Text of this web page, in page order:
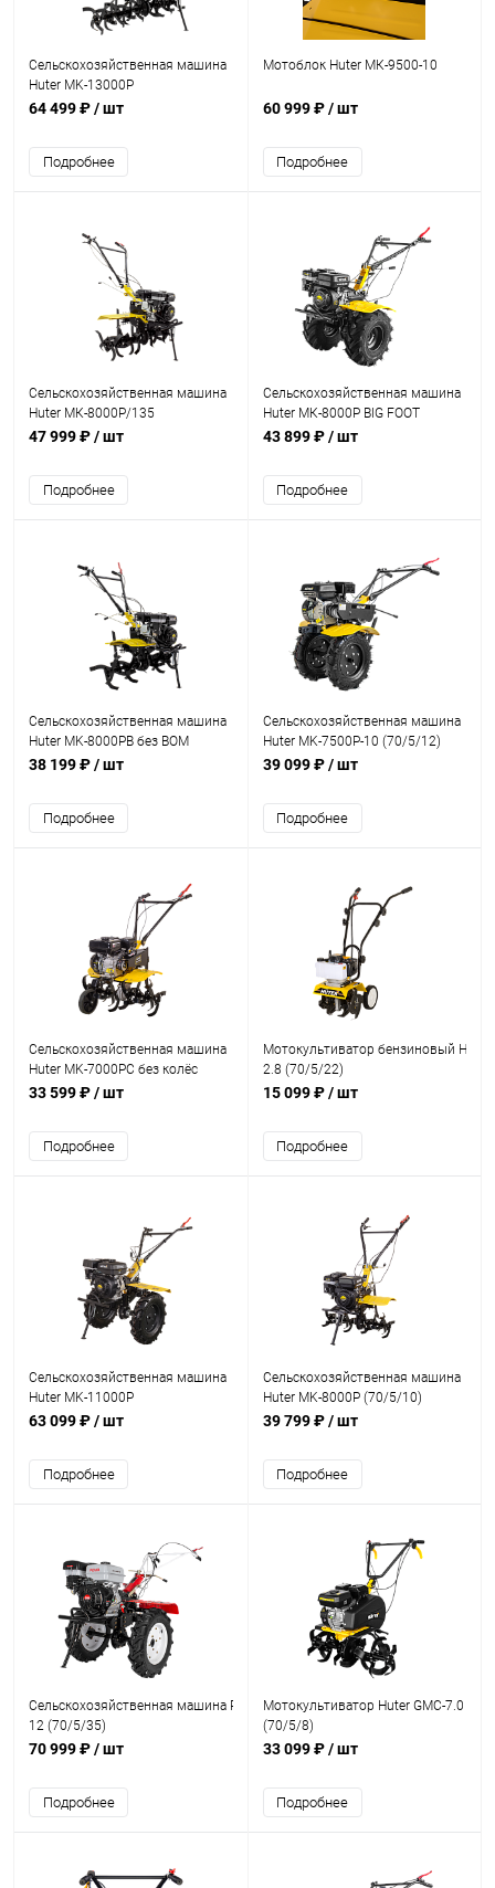
Сельскохозяйственная машина
Huter MK-13000P
64 499 ₽/ шт
Подробнее
Мотоблок Huter МК-9500-10
60 999 ₽/ шт
Подробнее
Сельскохозяйственная машина
Huter МК-8000P/135
47 999 ₽/ шт
Подробнее
Сельскохозяйственная машина
Huter МК-8000P BIG FOOT
(70/5/13)
43 899 ₽/ шт
Подробнее
Сельскохозяйственная машина
Huter MK-8000PВ без BOM
38 199 ₽/ шт
Подробнее
Сельскохозяйственная машина
Huter MK-7500Р-10 (70/5/12)
39 099 ₽/ шт
Подробнее
Сельскохозяйственная машина
Huter MK-7000PС без колёс
33 599 ₽/ шт
Подробнее
Мотокультиватор бензиновый Huter
2.8 (70/5/22)
15 099 ₽/ шт
Подробнее
Сельскохозяйственная машина
Huter MK-11000P
63 099 ₽/ шт
Подробнее
Сельскохозяйственная машина
Huter MK-8000P (70/5/10)
39 799 ₽/ шт
Подробнее
Сельскохозяйственная машина Ресанта МБ-13000P-
12 (70/5/35)
70 999 ₽/ шт
Подробнее
Мотокультиватор Huter GMC-7.0
(70/5/8)
33 099 ₽/ шт
Подробнее